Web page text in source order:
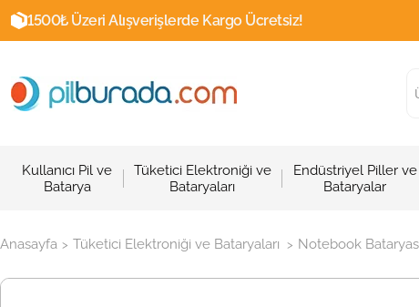
1500₺ Üzeri Alışverişlerde Kargo Ücretsiz!
Kullanıcı Pil ve
Batarya
Tüketici Elektroniği ve
Bataryaları
Endüstriyel Piller ve
Bataryalar
Anasayfa > Tüketici Elektroniği ve Bataryaları > Notebook